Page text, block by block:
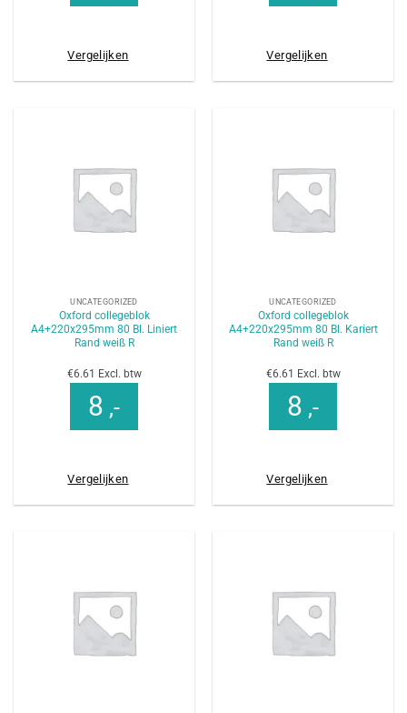
Vergelijken Vergelijken
UNCATEGORIZED
Oxford collegeblok
A4+220x295mm 80 Bl. Liniert
Rand weiß R
€6.61 Excl. btw
8 ,-
Vergelijken
UNCATEGORIZED
Oxford collegeblok
A4+220x295mm 80 Bl. Kariert
Rand weiß R
€6.61 Excl. btw
8 ,-
Vergelijken